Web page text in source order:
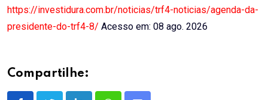
https://investidura.com.br/noticias/trf4-noticias/agenda-da-
presidente-do-trf4-8/ Acesso em: 08 ago. 2026
Compartilhe: